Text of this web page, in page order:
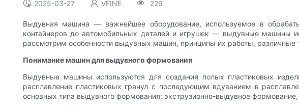
2025-03-27 VFINE 226
Выдувная машина — важнейшее оборудование, используемое в
контейнеров до автомобильных деталей и игрушек — выдувные машины
рассмотрим особенности выдувных машин, принципы их работы, различные
Понимание машин для выдувного формования
Выдувные машины используются для создания полых пластиковых
расплавление пластиковых гранул с последующим вдуванием в
основных типа выдувного формования: экструзионно-выдувное